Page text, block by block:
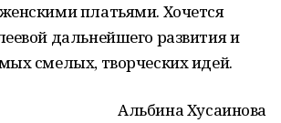
платьями. Хочется
дальнейшего развития и
смелых, творческих идей.
Альбина Хусаинова